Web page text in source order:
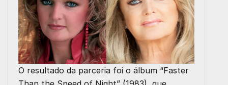
O resultado da parceria foi o álbum “Faster